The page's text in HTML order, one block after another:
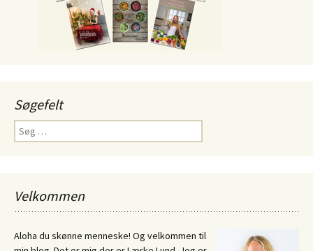
Søgefelt
Søg
efter:
Velkommen
Aloha du skønne menneske! Og velkommen til